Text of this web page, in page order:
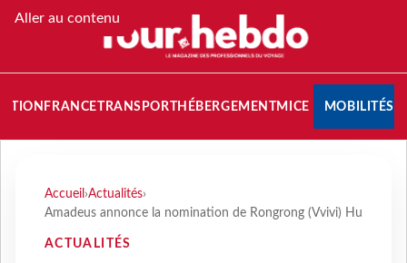
Aller au contenu
FRANCETRANSPORT HÉBERGEMENTMICE MOBILITÉS
Accueil ›Actualités›
Amadeus annonce la nomination de Rongrong (Vvivi) Hu
ACTUALITÉS